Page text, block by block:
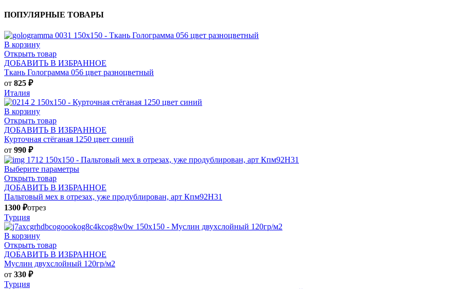
ПОПУЛЯРНЫЕ ТОВАРЫ
В корзину
Открыть товар
ДОБАВИТЬ В ИЗБРАННОЕ
Ткань Голограмма 056 цвет разноцветный
от 825 ₽
Италия
В корзину
Открыть товар
ДОБАВИТЬ В ИЗБРАННОЕ
Курточная стёганая 1250 цвет синий
от 990 ₽
Выберите параметры
Открыть товар
ДОБАВИТЬ В ИЗБРАННОЕ
Пальтовый мех в отрезах, уже продублирован, арт Кпм92Н31
1300 ₽отрез
Турция
В корзину
Открыть товар
ДОБАВИТЬ В ИЗБРАННОЕ
Муслин двухслойный 120гр/м2
от 330 ₽
Турция